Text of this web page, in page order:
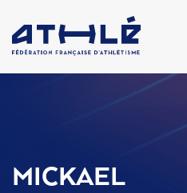
MICKAEL